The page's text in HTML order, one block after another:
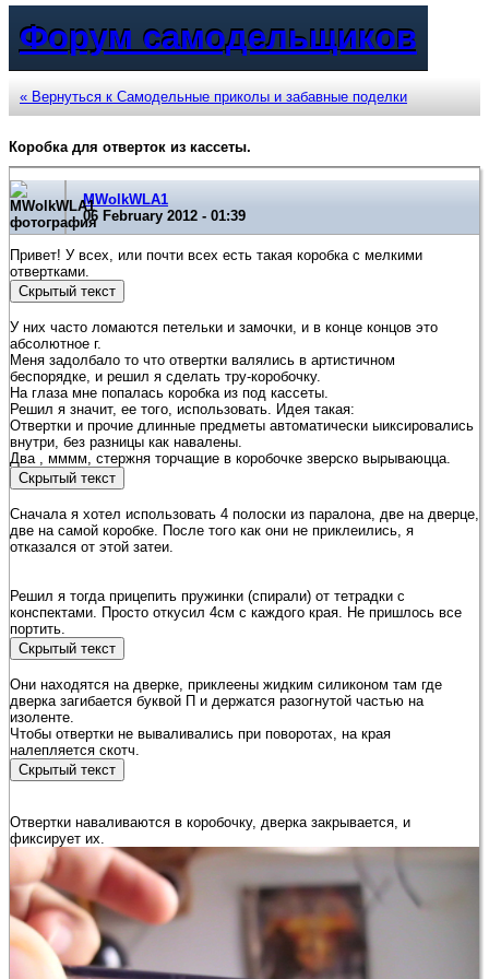
Форум самодельщиков
« Вернуться к Самодельные приколы и забавные поделки
Коробка для отверток из кассеты.
MWolkWLA1
06 February 2012 - 01:39
Привет! У всех, или почти всех есть такая коробка с мелкими
отвертками.
У них часто ломаются петельки и замочки, и в конце концов это
абсолютное г.
Меня задолбало то что отвертки валялись в артистичном
беспорядке, и решил я сделать тру-коробочку.
На глаза мне попалась коробка из под кассеты.
Решил я значит, ее того, использовать. Идея такая:
Отвертки и прочие длинные предметы автоматически ыиксировались
внутри, без разницы как навалены.
Два , мммм, стержня торчащие в коробочке зверско вырываюцца.
Сначала я хотел использовать 4 полоски из паралона, две на дверце,
две на самой коробке. После того как они не приклеились, я
отказался от этой затеи.
Решил я тогда прицепить пружинки (спирали) от тетрадки с
конспектами. Просто откусил 4см с каждого края. Не пришлось все
портить.
Они находятся на дверке, приклеены жидким силиконом там где
дверка загибается буквой П и держатся разогнутой частью на
изоленте.
Чтобы отвертки не вываливались при поворотах, на края
налепляется скотч.
Отвертки наваливаются в коробочку, дверка закрывается, и
фиксирует их.